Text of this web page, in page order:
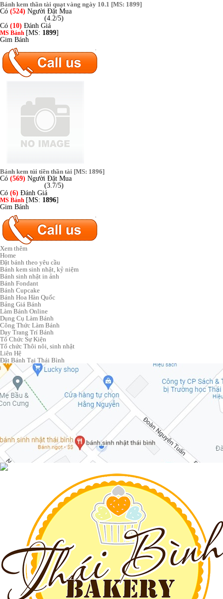
Bánh kem thần tài quạt vàng ngày 10.1 [MS: 1899]
Có (524) Người Đặt Mua
(4.2/5)
Có (10) Đánh Giá
MS Bánh [MS: 1899]
Gim Bánh
Bánh kem túi tiền thần tài [MS: 1896]
Có (569) Người Đặt Mua
(3.7/5)
Có (6) Đánh Giá
MS Bánh [MS: 1896]
Gim Bánh
Xem thêm
Home
Đặt bánh theo yêu cầu
Bánh kem sinh nhật, kỷ niệm
Bánh sinh nhật in ảnh
Bánh Fondant
Bánh Cupcake
Bánh Hoa Hàn Quốc
Bảng Giá Bánh
Làm Bánh Online
Dụng Cụ Làm Bánh
Công Thức Làm Bánh
Dạy Trang Trí Bánh
Tổ Chức Sự Kiện
Tổ chức Thôi nôi, sinh nhật
Liên Hệ
Đặt Bánh Tại Thái Bình